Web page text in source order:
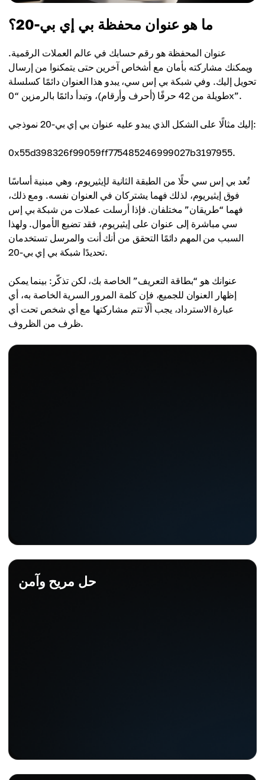
ما هو عنوان محفظة بي إي بي-20؟
عنوان المحفظة هو رقم حسابك في عالم العملات الرقمية.
ويمكنك مشاركته بأمان مع أشخاص آخرين حتى يتمكنوا من إرسال
تحويل إليك. وفي شبكة بي إس سي، يبدو هذا العنوان دائمًا كسلسلة
طويلة من 42 حرفًا (أحرف وأرقام)، وتبدأ دائمًا بالرمزين “0x”.
إليك مثالًا على الشكل الذي يبدو عليه عنوان بي إي بي-20 نموذجي:
0x55d398326f99059ff775485246999027b3197955.
تُعد بي إس سي حلًا من الطبقة الثانية لإيثيريوم، وهي مبنية أساسًا
فوق إيثيريوم، لذلك فهما يشتركان في العنوان نفسه. ومع ذلك،
فهما “طريقان” مختلفان. فإذا أرسلت عملات من شبكة بي إس
سي مباشرة إلى عنوان على إيثيريوم، فقد تضيع الأموال. ولهذا
السبب من المهم دائمًا التحقق من أنك أنت والمرسل تستخدمان
تحديدًا شبكة بي إي بي-20.
عنوانك هو “بطاقة التعريف” الخاصة بك، لكن تذكّر: بينما يمكن
إظهار العنوان للجميع، فإن كلمة المرور السرية الخاصة به، أي
عبارة الاسترداد، يجب ألّا تتم مشاركتها مع أي شخص تحت أي
ظرف من الظروف.
حل مريح وآمن